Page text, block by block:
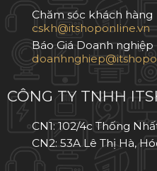
Chăm sóc khách hàng
Báo Giá Doanh nghiệp
CÔNG TY TNHH
CN1: 102/4c Thống
CN2: 53A Lê Thị Hà,